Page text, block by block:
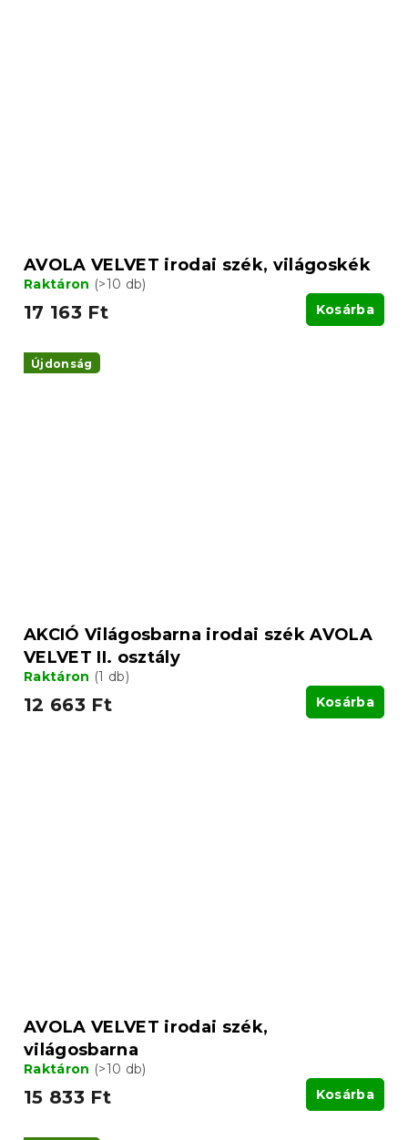
AVOLA VELVET irodai szék, világoskék
Raktáron (>10 db)
17 163 Ft Kosárba
Újdonság
AKCIÓ Világosbarna irodai szék AVOLA
VELVET II. osztály
Raktáron (1 db)
12 663 Ft Kosárba
AVOLA VELVET irodai szék,
világosbarna
Raktáron (>10 db)
15 833 Ft Kosárba